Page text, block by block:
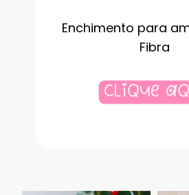
Enchimento para
Fibra